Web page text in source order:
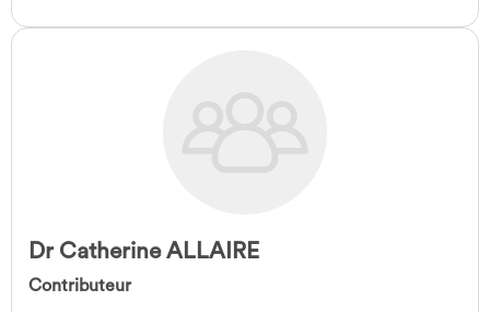
Dr Catherine ALLAIRE
Contributeur